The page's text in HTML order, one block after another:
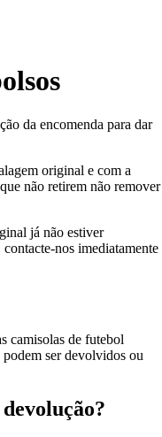
da encomenda para dar
original e com a
não retirem não remover
já não estiver
nos imediatamente
camisolas de futebol
ser devolvidos ou